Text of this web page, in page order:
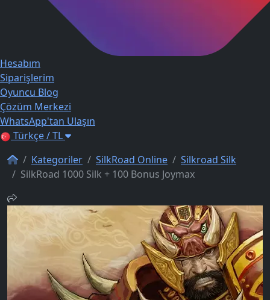
Hesabım
Siparişlerim
Oyuncu Blog
Çözüm Merkezi
WhatsApp'tan Ulaşın
Türkçe / TL
Kategoriler
SilkRoad Online
Silkroad Silk
SilkRoad 1000 Silk + 100 Bonus Joymax